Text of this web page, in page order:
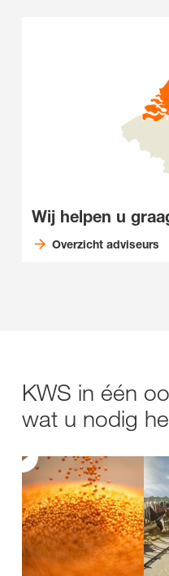
Wij helpen u
Overzicht adviseurs
KWS in één
wat u nodig